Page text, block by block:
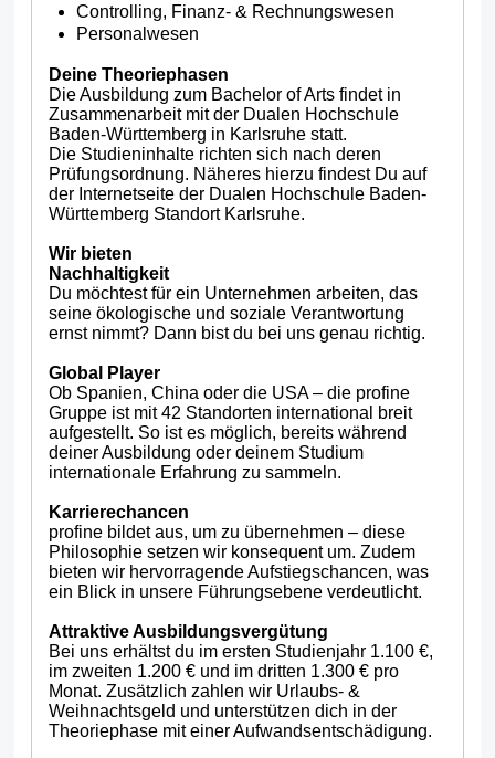
Controlling, Finanz- & Rechnungswesen
Personalwesen
Deine Theoriephasen
Die Ausbildung zum Bachelor of Arts findet in
Zusammenarbeit mit der Dualen Hochschule
Baden-Württemberg in Karlsruhe statt.
Die Studieninhalte richten sich nach deren
Prüfungsordnung. Näheres hierzu findest Du auf
der Internetseite der Dualen Hochschule Baden-
Württemberg Standort Karlsruhe.
Wir bieten
Nachhaltigkeit
Du möchtest für ein Unternehmen arbeiten, das
seine ökologische und soziale Verantwortung
ernst nimmt? Dann bist du bei uns genau richtig.
Global Player
Ob Spanien, China oder die USA – die profine
Gruppe ist mit 42 Standorten international breit
aufgestellt. So ist es möglich, bereits während
deiner Ausbildung oder deinem Studium
internationale Erfahrung zu sammeln.
Karrierechancen
profine bildet aus, um zu übernehmen – diese
Philosophie setzen wir konsequent um. Zudem
bieten wir hervorragende Aufstiegschancen, was
ein Blick in unsere Führungsebene verdeutlicht.
Attraktive Ausbildungsvergütung
Bei uns erhältst du im ersten Studienjahr 1.100 €,
im zweiten 1.200 € und im dritten 1.300 € pro
Monat. Zusätzlich zahlen wir Urlaubs- &
Weihnachtsgeld und unterstützen dich in der
Theoriephase mit einer Aufwandsentschädigung.